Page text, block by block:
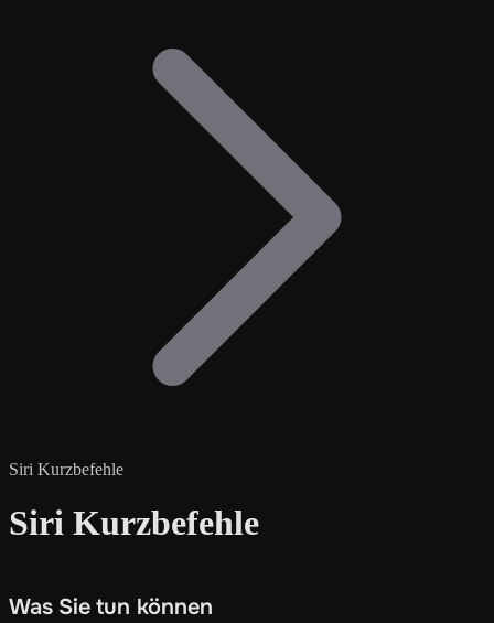
Siri Kurzbefehle
Siri Kurzbefehle
Was Sie tun können